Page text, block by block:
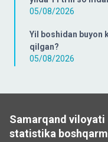
05/08/2026
Yil boshidan buyon
qilgan?
05/08/2026
Samarqand viloyati
statistika